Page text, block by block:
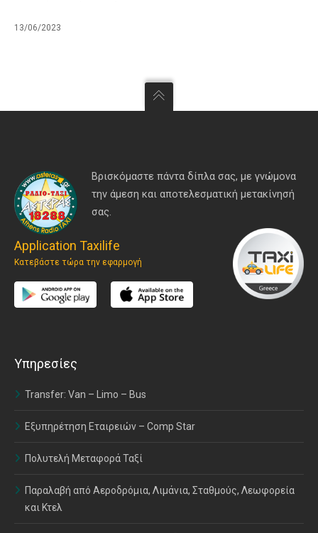
13/06/2023
Βρισκόμαστε πάντα δίπλα σας, με γνώμονα
την άμεση και αποτελεσματική μετακίνησή
σας.
Application Taxilife
Κατεβάστε τώρα την εφαρμογή
Υπηρεσίες
Transfer: Van – Limo – Bus
Εξυπηρέτηση Εταιρειών – Comp Star
Πολυτελή Μεταφορά Ταξί
Παραλαβή από Αεροδρόμια, Λιμάνια, Σταθμούς, Λεωφορεία
και Κτελ